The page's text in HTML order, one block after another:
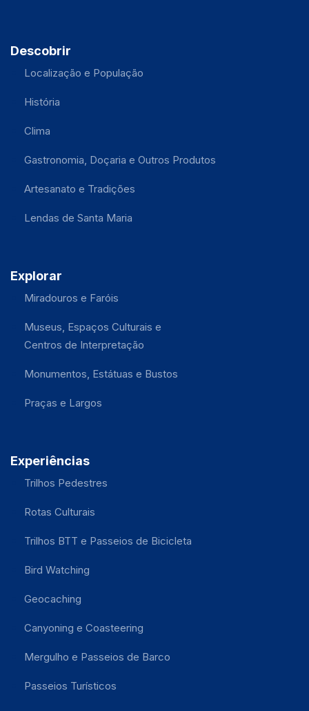
Descobrir
Localização e População
História
Clima
Gastronomia, Doçaria e Outros Produtos
Artesanato e Tradições
Lendas de Santa Maria
Explorar
Miradouros e Faróis
Museus, Espaços Culturais e
Centros de Interpretação
Monumentos, Estátuas e Bustos
Praças e Largos
Experiências
Trilhos Pedestres
Rotas Culturais
Trilhos BTT e Passeios de Bicicleta
Bird Watching
Geocaching
Canyoning e Coasteering
Mergulho e Passeios de Barco
Passeios Turísticos